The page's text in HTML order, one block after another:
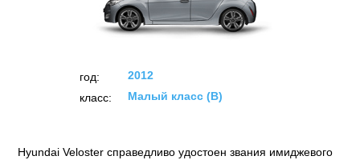
год:
2012
класс:
Малый класс (B)
Hyundai Veloster справедливо удостоен звания имиджевого